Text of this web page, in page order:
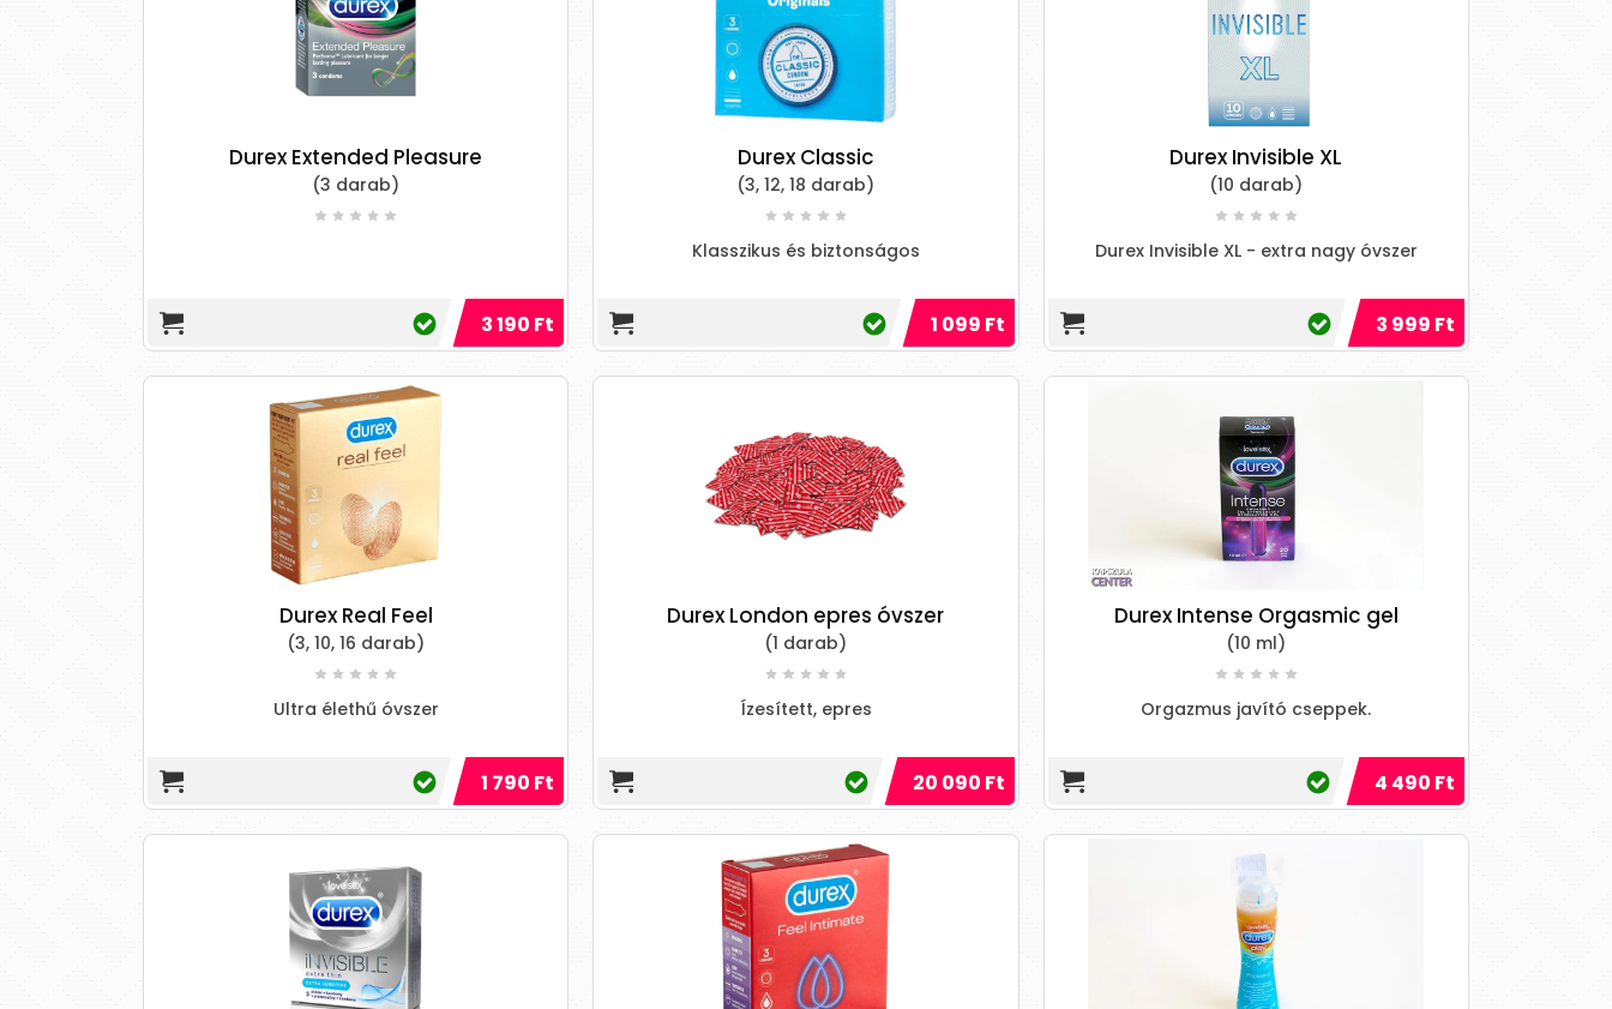
Durex Extended Pleasure
(3 darab)
3 190 Ft
Durex Classic
(3, 12, 18 darab)
Klasszikus és biztonságos
1 099 Ft
Durex Invisible XL
(10 darab)
Durex Invisible XL - extra nagy óvszer
3 999 Ft
Durex Real Feel
(3, 10, 16 darab)
Ultra élethű óvszer
1 790 Ft
Durex London epres óvszer
(1 darab)
Ízesített, epres
20 090 Ft
Durex Intense Orgasmic gel
(10 ml)
Orgazmus javító cseppek.
4 490 Ft